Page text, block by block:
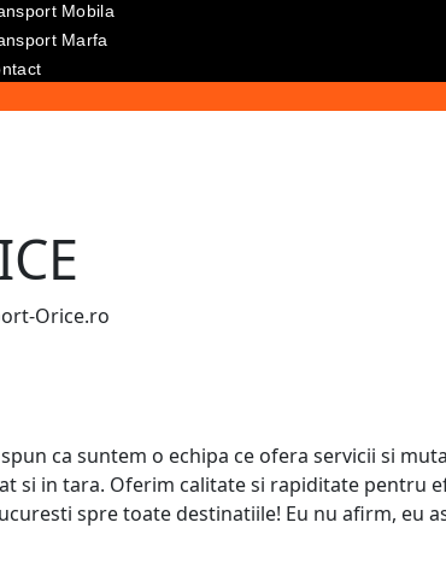
Mobila
Marfa
Orice.ro
ca suntem o echipa ce ofera servicii si
si in tara. Oferim calitate si rapiditate pentru
spre toate destinatiile! Eu nu afirm, eu